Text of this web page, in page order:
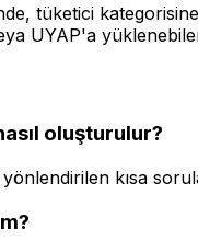
tüketici
UYAP'a
oluşturulur?
kısa